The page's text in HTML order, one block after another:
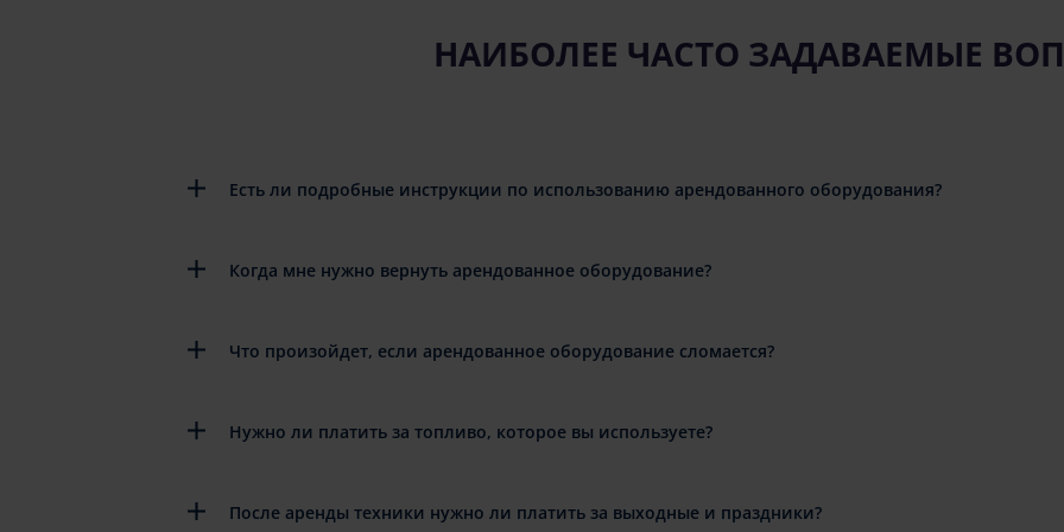
НАИБОЛЕЕ ЧАСТО ЗАДАВАЕМЫЕ
Есть ли подробные инструкции по использованию арендованного оборудования?
Когда мне нужно вернуть арендованное оборудование?
Что произойдет, если арендованное оборудование сломается?
Нужно ли платить за топливо, которое вы используете?
После аренды техники нужно ли платить за выходные и праздники?